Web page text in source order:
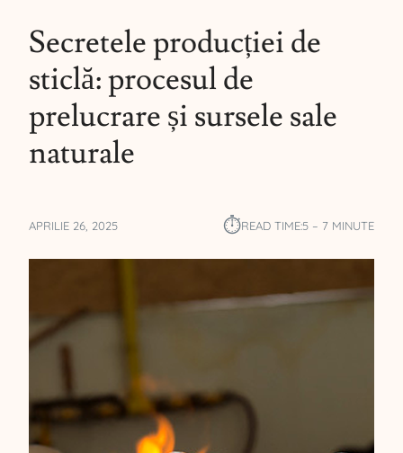
Secretele producției de
sticlă: procesul de
prelucrare și sursele sale
naturale
APRILIE 26, 2025 ⏱︎READ TIME:5 – 7 MINUTE